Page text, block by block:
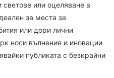
или оцеляване в
за места за
или дори лични
носи вълнение и иновации
публиката с безкрайни